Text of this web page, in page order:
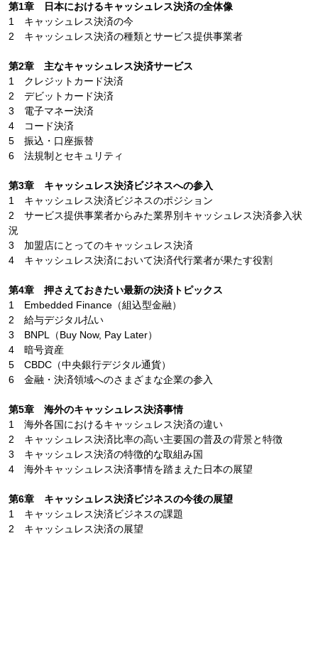
第1章 日本におけるキャッシュレス決済の全体像
1 キャッシュレス決済の今
2 キャッシュレス決済の種類とサービス提供事業者
第2章 主なキャッシュレス決済サービス
1 クレジットカード決済
2 デビットカード決済
3 電子マネー決済
4 コード決済
5 振込・口座振替
6 法規制とセキュリティ
第3章 キャッシュレス決済ビジネスへの参入
1 キャッシュレス決済ビジネスのポジション
2 サービス提供事業者からみた業界別キャッシュレス決済参入状
況
3 加盟店にとってのキャッシュレス決済
4 キャッシュレス決済において決済代行業者が果たす役割
第4章 押さえておきたい最新の決済トピックス
1 Embedded Finance（組込型金融）
2 給与デジタル払い
3 BNPL（Buy Now, Pay Later）
4 暗号資産
5 CBDC（中央銀行デジタル通貨）
6 金融・決済領域へのさまざまな企業の参入
第5章 海外のキャッシュレス決済事情
1 海外各国におけるキャッシュレス決済の違い
2 キャッシュレス決済比率の高い主要国の普及の背景と特徴
3 キャッシュレス決済の特徴的な取組み国
4 海外キャッシュレス決済事情を踏まえた日本の展望
第6章 キャッシュレス決済ビジネスの今後の展望
1 キャッシュレス決済ビジネスの課題
2 キャッシュレス決済の展望